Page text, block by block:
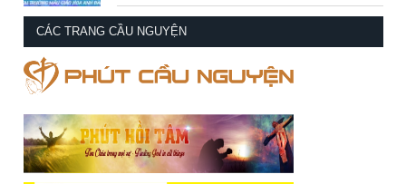
CÁC TRANG CẦU NGUYỆN